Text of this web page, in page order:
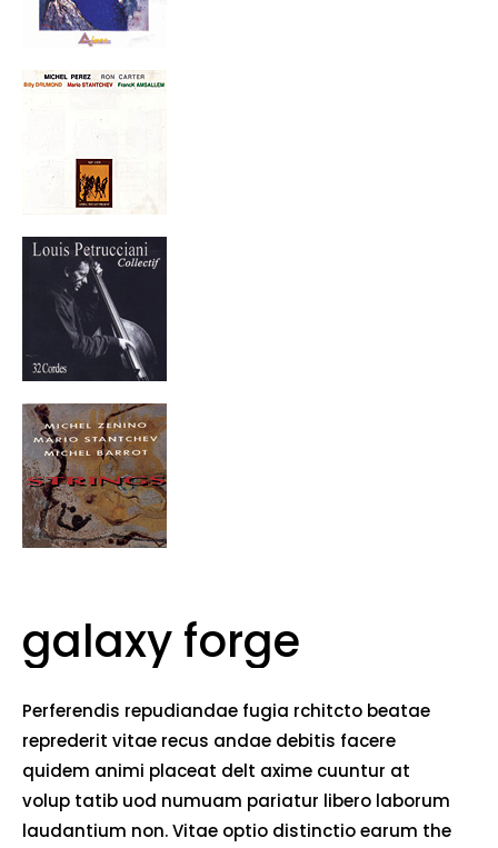
galaxy forge
Perferendis repudiandae fugia rchitcto beatae
reprederit vitae recus andae debitis facere
quidem animi placeat delt axime cuuntur at
volup tatib uod numuam pariatur libero laborum
laudantium non. Vitae optio distinctio earum the